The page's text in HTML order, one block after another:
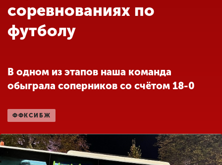
Наука
Другие виды
Студенческая жизнь
соревнованиях по
футболу
В одном из этапов наша команда
обыграла соперников со счётом 18-0
ФФКСИБЖ